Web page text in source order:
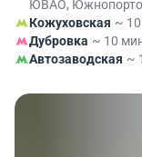
ЮВАО,
Кожуховская ~
Дубровка ~ 10
Автозаводская ~